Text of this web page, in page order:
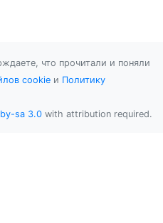
что прочитали и поняли
cookie и Политику
sa 3.0 with attribution required.